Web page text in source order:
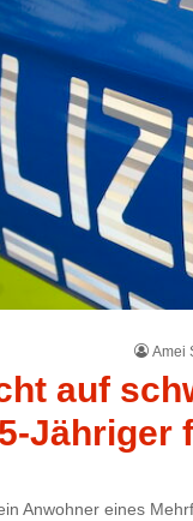
Amei
auf
Jähriger
Anwohner eines